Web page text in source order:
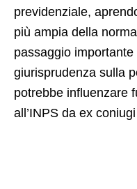
previdenziale,
più ampia della
passaggio importante
giurisprudenza sulla
potrebbe influenzare
all’INPS da ex